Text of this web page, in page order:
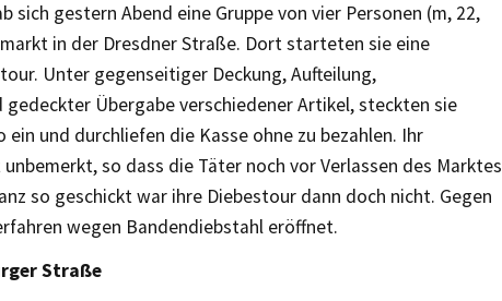
sich gestern Abend eine Gruppe von vier Personen (m, 22,
in der Dresdner Straße. Dort starteten sie eine
Unter gegenseitiger Deckung, Aufteilung,
gedeckter Übergabe verschiedener Artikel, steckten sie
ein und durchliefen die Kasse ohne zu bezahlen. Ihr
so dass die Täter noch vor Verlassen des Marktes
so geschickt war ihre Diebestour dann doch nicht. Gegen
wegen Bandendiebstahl eröffnet.
Straße